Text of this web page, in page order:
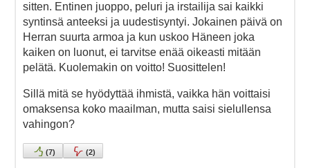
sitten. Entinen juoppo, peluri ja irstailija sai kaikki
syntinsä anteeksi ja uudestisyntyi. Jokainen päivä on
Herran suurta armoa ja kun uskoo Häneen joka
kaiken on luonut, ei tarvitse enää oikeasti mitään
pelätä. Kuolemakin on voitto! Suosittelen!
Sillä mitä se hyödyttää ihmistä, vaikka hän voittaisi
omaksensa koko maailman, mutta saisi sielullensa
vahingon?
(7) (2)